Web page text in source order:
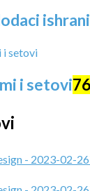
ishrani
i setovi